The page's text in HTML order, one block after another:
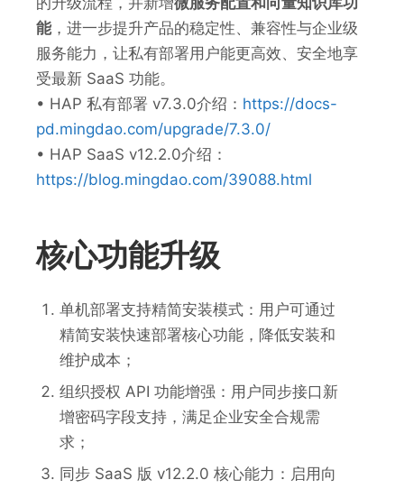
能，进一步提升产品的稳定性、兼容性与企业级
服务能力，让私有部署用户能更高效、安全地享
受最新 SaaS 功能。
• HAP 私有部署 v7.3.0介绍： https://docs-
pd.mingdao.com/upgrade/7.3.0/
• HAP SaaS v12.2.0介绍：
https://blog.mingdao.com/39088.html
核心功能升级
单机部署支持精简安装模式：用户可通过
精简安装快速部署核心功能，降低安装和
维护成本；
组织授权 API 功能增强：用户同步接口新
增密码字段支持，满足企业安全合规需
求；
同步 SaaS 版 v12.2.0 核心能力：启用向